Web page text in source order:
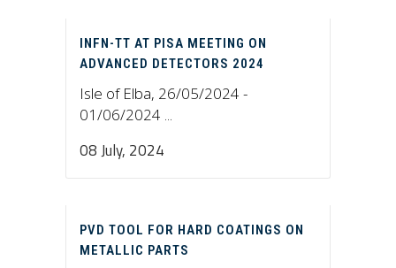
INFN-TT AT PISA MEETING ON
ADVANCED DETECTORS 2024
Isle of Elba, 26/05/2024 -
01/06/2024 ...
08 July, 2024
PVD TOOL FOR HARD COATINGS ON
METALLIC PARTS